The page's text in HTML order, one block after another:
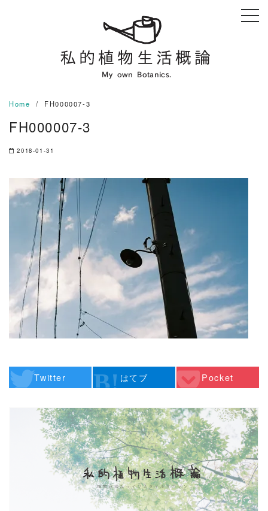
Home FH000007-3
FH000007-3
2018-01-31
Twitter はてブ Pocket